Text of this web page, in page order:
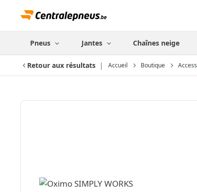
Pneus Jantes Chaînes neige
Retour aux résultats Accueil Boutique